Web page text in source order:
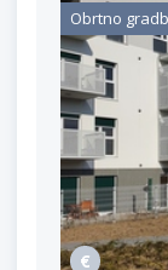
Obrtno